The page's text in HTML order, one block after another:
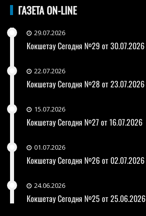
ГАЗЕТА ON-LINE
29.07.2026
Кокшетау Сегодня №29 от 30.07.2026
22.07.2026
Кокшетау Сегодня №28 от 23.07.2026
15.07.2026
Кокшетау Сегодня №27 от 16.07.2026
01.07.2026
Кокшетау Сегодня №26 от 02.07.2026
24.06.2026
Кокшетау Сегодня №25 от 25.06.2026